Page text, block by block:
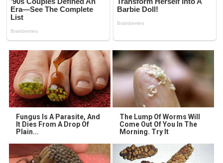
Fungus Is A Parasite, And
It Dies From A Drop Of
Plain...
The Lump Of Worms Will
Come Out Of You In The
Morning. Try It